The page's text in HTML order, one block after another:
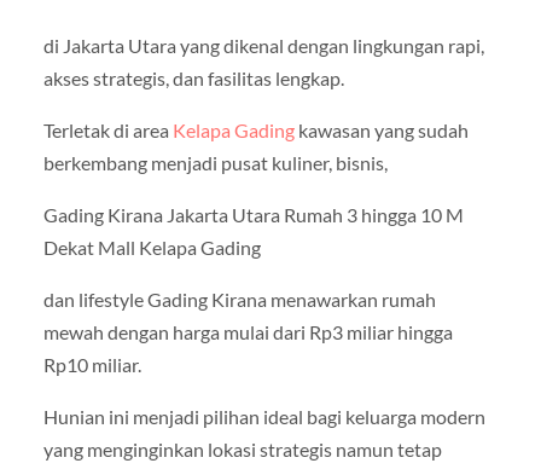
di Jakarta Utara yang dikenal dengan lingkungan rapi,
akses strategis, dan fasilitas lengkap.
Terletak di area Kelapa Gadingkawasan yang sudah
berkembang menjadi pusat kuliner, bisnis,
Gading Kirana Jakarta Utara Rumah 3 hingga 10 M
Dekat Mall Kelapa Gading
dan lifestyle Gading Kirana menawarkan rumah
mewah dengan harga mulai dari Rp3 miliar hingga
Rp10 miliar.
Hunian ini menjadi pilihan ideal bagi keluarga modern
yang menginginkan lokasi strategis namun tetap